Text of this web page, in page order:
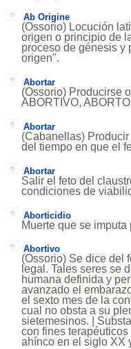
Ab Origine
(Ossorio) Locución
origen o principio de
proceso de génesis y
origen".
Abortar
(Ossorio) Producirse
ABORTIVO,
Abortar
(Cabanellas)
del tiempo en que el
Abortar
Salir el feto del
condiciones de
Aborticidio
Muerte que se imputa
Abortivo
(Ossorio) Se dice del
legal. Tales seres se
humana definida y
avanzado el
el sexto mes de la
cual no obsta a su
sietemesinos. |
con fines
ahínco en el siglo XX